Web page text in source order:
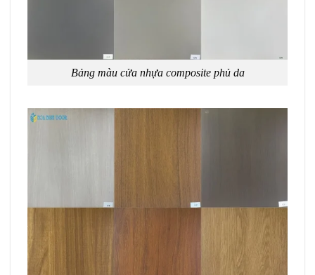
Bảng màu cửa nhựa composite phủ da